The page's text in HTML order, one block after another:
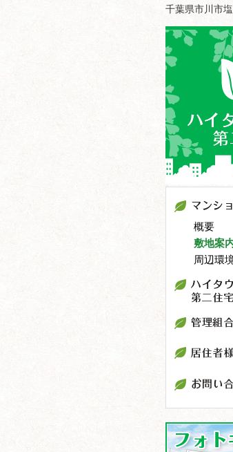
千葉県市川市
概要
敷地案
周辺環